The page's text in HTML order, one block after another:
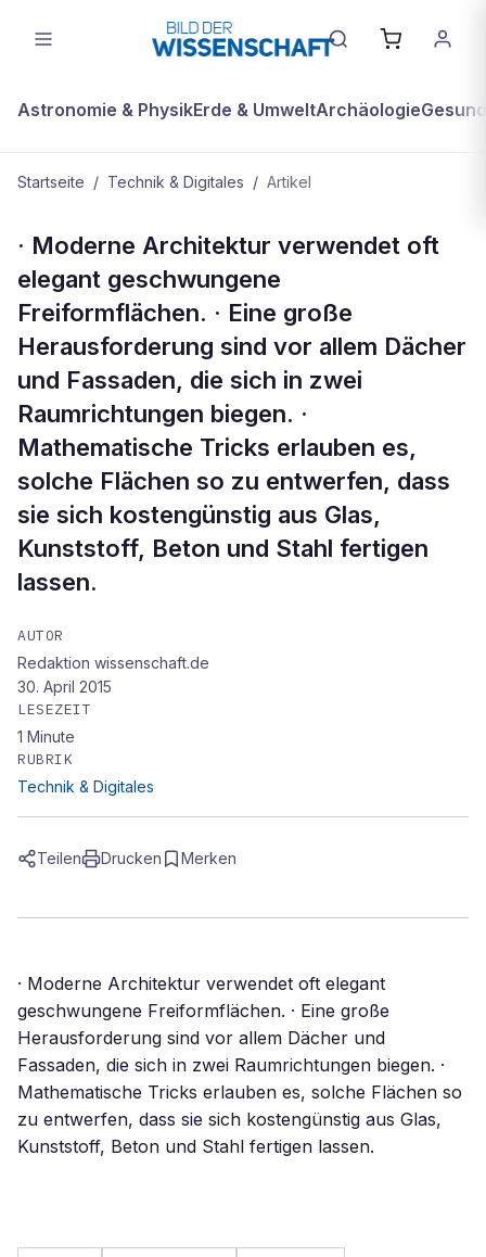
Astronomie & PhysikErde & UmweltArchäologie
Startseite / Technik & Digitales / Artikel
Kompakt
· Moderne Architektur verwendet oft
elegant geschwungene
Freiformflächen. · Eine große
Herausforderung sind vor allem Dächer
und Fassaden, die sich in zwei
Raumrichtungen biegen. ·
Mathematische Tricks erlauben es,
solche Flächen so zu entwerfen, dass
sie sich kostengünstig aus Glas,
Kunststoff, Beton und Stahl fertigen
lassen.
AUTOR
Redaktion wissenschaft.de
30. April 2015
LESEZEIT
1 Minute
RUBRIK
Technik & Digitales
Teilen Drucken Merken
· Moderne Architektur verwendet oft elegant
geschwungene Freiformflächen. · Eine große
Herausforderung sind vor allem Dächer und
Fassaden, die sich in zwei Raumrichtungen biegen. ·
Mathematische Tricks erlauben es, solche Flächen so
zu entwerfen, dass sie sich kostengünstig aus Glas,
Kunststoff, Beton und Stahl fertigen lassen.